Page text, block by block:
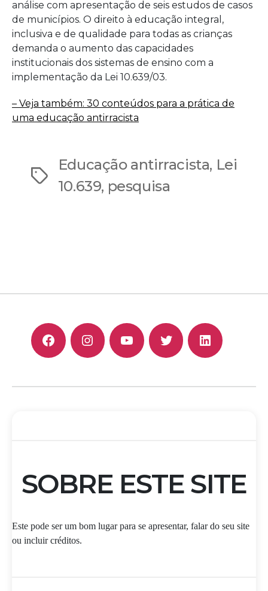
análise com apresentação de seis estudos de casos
de municípios. O direito à educação integral,
inclusiva e de qualidade para todas as crianças
demanda o aumento das capacidades
institucionais dos sistemas de ensino com a
implementação da Lei 10.639/03.
– Veja também: 30 conteúdos para a prática de
uma educação antirracista
Tags
Educação antirracista, Lei
10.639, pesquisa
F I Y T L
SOBRE ESTE SITE
Este pode ser um bom lugar para se apresentar, falar do seu site
ou incluir créditos.